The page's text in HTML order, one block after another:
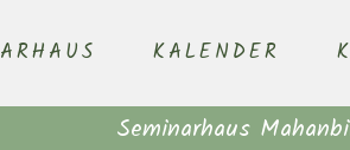
KALENDER
Seminarhaus